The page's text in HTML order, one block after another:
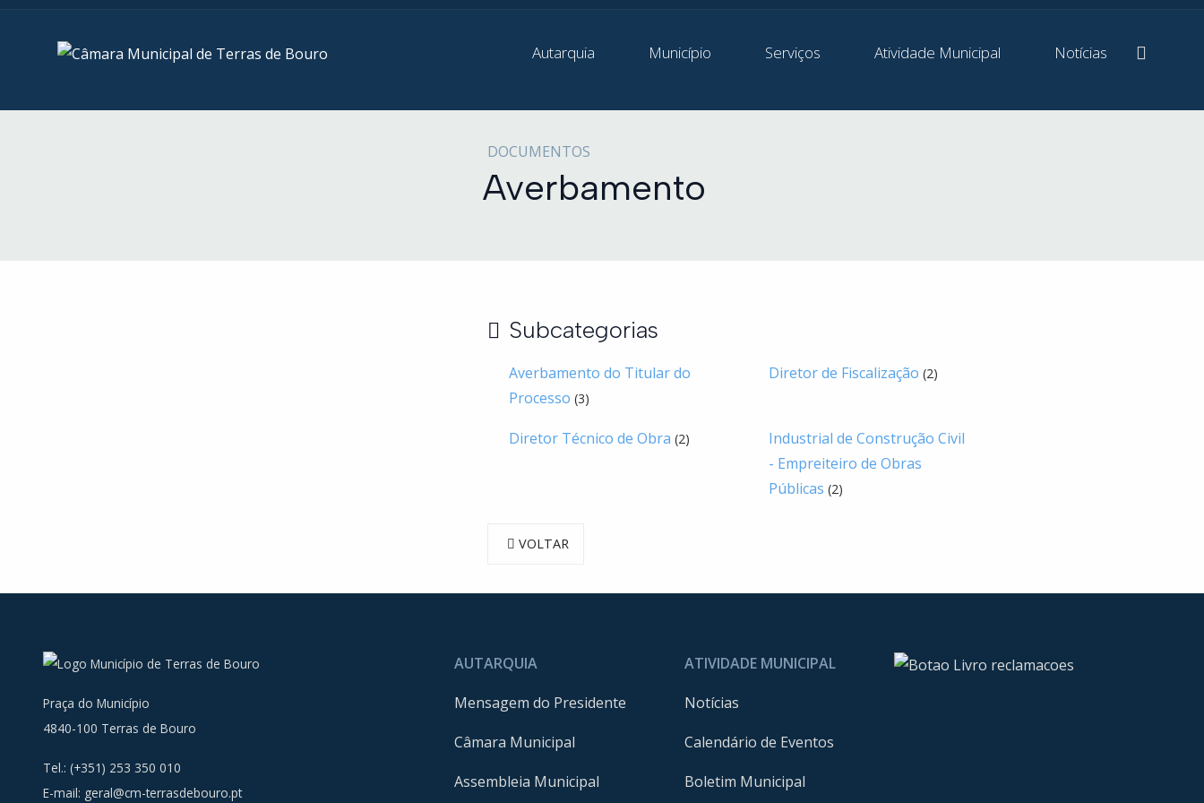
Autarquia Município Serviços Atividade Municipal Notícias
DOCUMENTOS
Averbamento
Subcategorias
Averbamento do Titular do
Processo (3)
Diretor de Fiscalização (2)
Diretor Técnico de Obra (2)
Industrial de Construção Civil
- Empreiteiro de Obras
Públicas (2)
VOLTAR
Praça do Município
4840-100 Terras de Bouro
Tel.: (+351) 253 350 010
E-mail: geral@cm-terrasdebouro.pt
AUTARQUIA
Mensagem do Presidente
Câmara Municipal
Assembleia Municipal
ATIVIDADE MUNICIPAL
Notícias
Calendário de Eventos
Boletim Municipal